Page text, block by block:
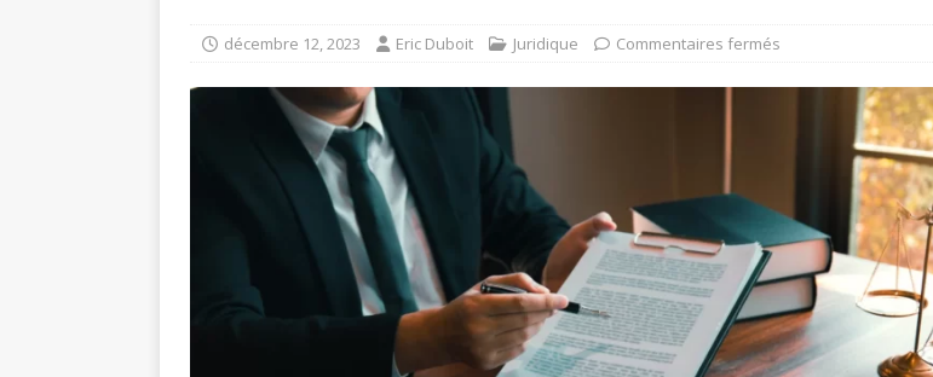
décembre 12, 2023 Eric Duboit Juridique Commentaires fermés